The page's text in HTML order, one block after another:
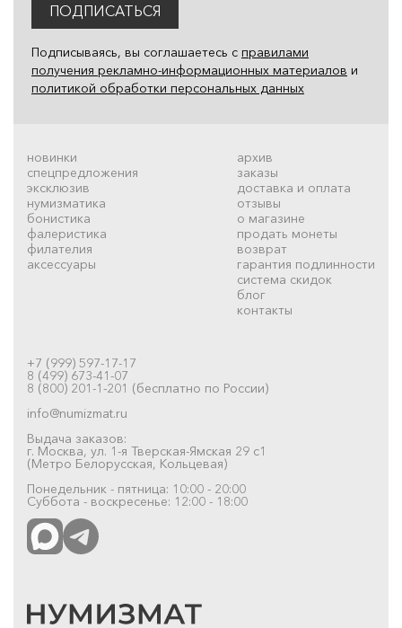
ПОДПИСАТЬСЯ
Подписываясь, вы соглашаетесь с правилами
получения рекламно-информационных материалов и
политикой обработки персональных данных
новинки
спецпредложения
эксклюзив
нумизматика
бонистика
фалеристика
филателия
аксессуары
архив
заказы
доставка и оплата
отзывы
о магазине
продать монеты
возврат
гарантия подлинности
система скидок
блог
контакты
+7 (999) 597-17-17
8 (499) 673-41-07
8 (800) 201-1-201 (бесплатно по России)
info@numizmat.ru
Выдача заказов:
г. Москва, ул. 1-я Тверская-Ямская 29 с1
(Метро Белорусская, Кольцевая)
Понедельник - пятница: 10:00 - 20:00
Суббота - воскресенье: 12:00 - 18:00